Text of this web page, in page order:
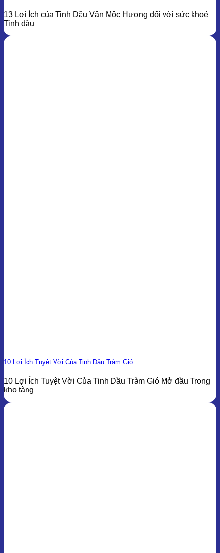
13 Lợi Ích của Tinh Dầu Vân Mộc Hương đối với sức khoẻ
Tinh dầu
10 Lợi Ích Tuyệt Vời Của Tinh Dầu Tràm Gió
10 Lợi Ích Tuyệt Vời Của Tinh Dầu Tràm Gió Mở đầu Trong
kho tàng